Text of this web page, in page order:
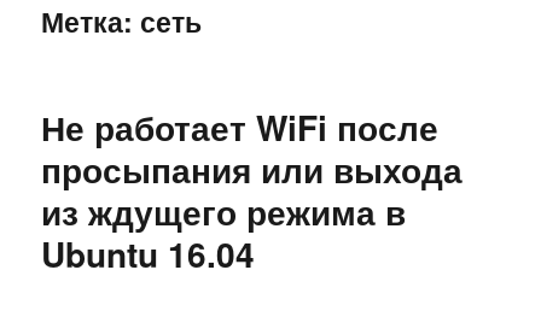
Метка: сеть
Не работает WiFi после
просыпания или выхода
из ждущего режима в
Ubuntu 16.04